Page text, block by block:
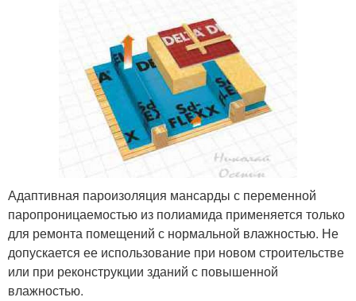
Адаптивная пароизоляция мансарды с переменной
паропроницаемостью из полиамида применяется только
для ремонта помещений с нормальной влажностью. Не
допускается ее использование при новом строительстве
или при реконструкции зданий с повышенной
влажностью.